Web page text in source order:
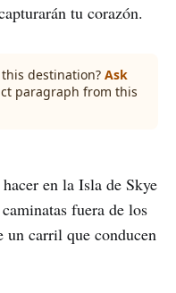
tu corazón.
destination? Ask
paragraph from this
en la Isla de Skye
fuera de los
un carril que conducen